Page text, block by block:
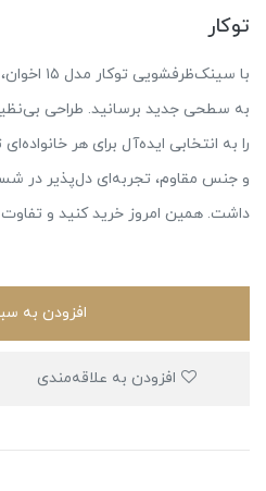
توکار
با
به سطحی جدید برسانید. طراحی
را به انتخابی ایده‌آل برای هر
و جنس مقاوم، تجربه‌ای دل‌پذیر در
داشت. همین امروز خرید کنید و
افزودن به